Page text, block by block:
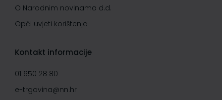
O Narodnim novinama d.d.
Opći uvjeti korištenja
Kontakt informacije
01 650 28 80
e-trgovina@nn.hr